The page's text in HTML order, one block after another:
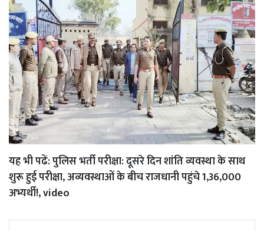
यह भी पढें:पुलिस भर्ती परीक्षा: दूसरे दिन शांति व्यवस्था के साथ
शुरू हुई परीक्षा, अव्यवस्थाओं के बीच राजधानी पहुंचे 1,36,000
अभ्यर्थी!, video